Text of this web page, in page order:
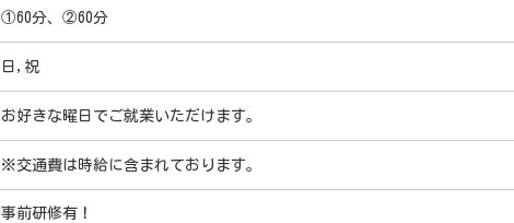
①60分、②60分
日,祝
お好きな曜日でご就業いただけます。
※交通費は時給に含まれております。
事前研修有！